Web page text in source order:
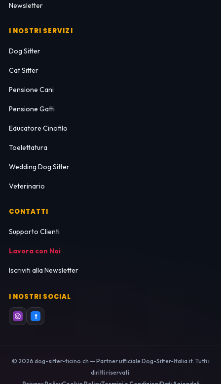
Newsletter
I NOSTRI SERVIZI
Dog Sitter
Cat Sitter
Pensione Cani
Pensione Gatti
Educatore Cinofilo
Toelettatura
Wedding Dog Sitter
Veterinario
CONTATTI
Supporto Clienti
Lavora con Noi
Iscriviti alla Newsletter
I NOSTRI SOCIAL
© 2026 dog-sitter-ticino.ch — Partner ufficiale Dog-Sitter-Italia.it. Tutti i
diritti riservati.